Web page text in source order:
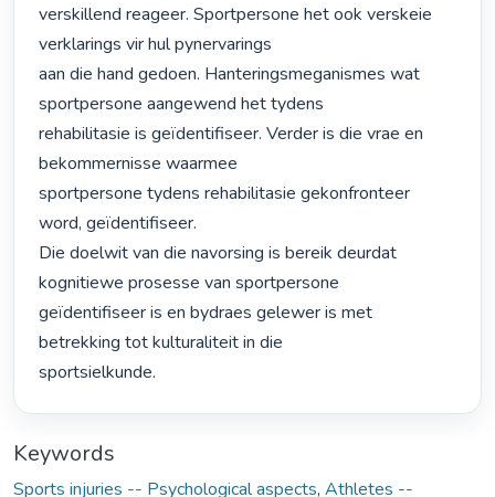
verskillend reageer. Sportpersone het ook verskeie
verklarings vir hul pynervarings
aan die hand gedoen. Hanteringsmeganismes wat
sportpersone aangewend het tydens
rehabilitasie is geïdentifiseer. Verder is die vrae en
bekommernisse waarmee
sportpersone tydens rehabilitasie gekonfronteer
word, geïdentifiseer.
Die doelwit van die navorsing is bereik deurdat
kognitiewe prosesse van sportpersone
geïdentifiseer is en bydraes gelewer is met
betrekking tot kulturaliteit in die
sportsielkunde.
Keywords
Sports injuries -- Psychological aspects, Athletes --